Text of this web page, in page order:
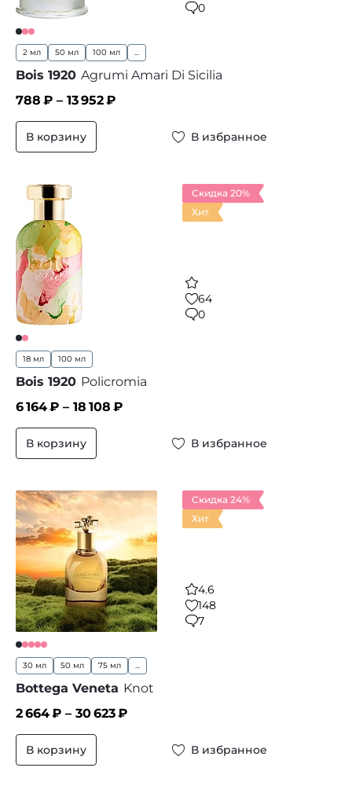
0
2 мл 50 мл 100 мл ...
Bois 1920 Agrumi Amari Di Sicilia
788 ₽ – 13 952₽
В корзину В избранное
Скидка 20%
Хит
64
0
18 мл 100 мл
Bois 1920 Policromia
6 164₽ – 18 108 ₽
В корзину В избранное
Скидка 24%
Хит
4.6
148
7
30 мл 50 мл 75 мл ...
Bottega Veneta Knot
2 664₽ – 30 623₽
В корзину В избранное